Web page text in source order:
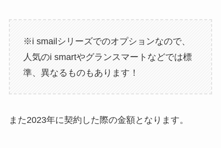
※i smailシリーズでのオプションなので、
人気のi smartやグランスマートなどでは標
準、異なるものもあります！
また2023年に契約した際の金額となります。